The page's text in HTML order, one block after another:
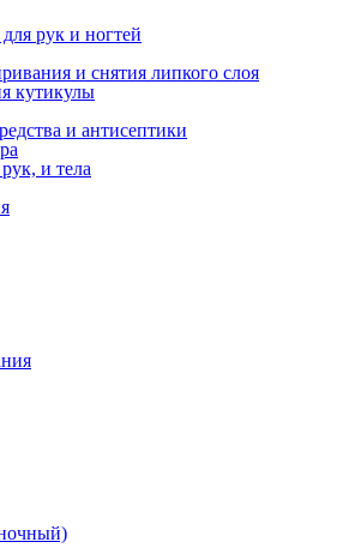
рук и ногтей
и снятия липкого слоя
кутикулы
и антисептики
и тела